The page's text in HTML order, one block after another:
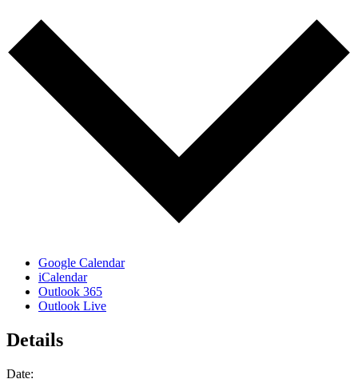
Google Calendar
iCalendar
Outlook 365
Outlook Live
Details
Date: